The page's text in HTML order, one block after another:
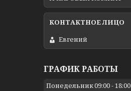
Евгений
ГРАФИК РАБОТЫ
Понедельник09:00 18:00